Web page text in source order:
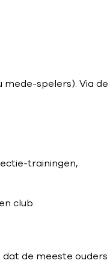
spelers). Via de
trainingen,
club.
de meeste ouders